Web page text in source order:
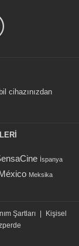
cihazınızdan
İspanya
Meksika
Şartları |
Kişisel